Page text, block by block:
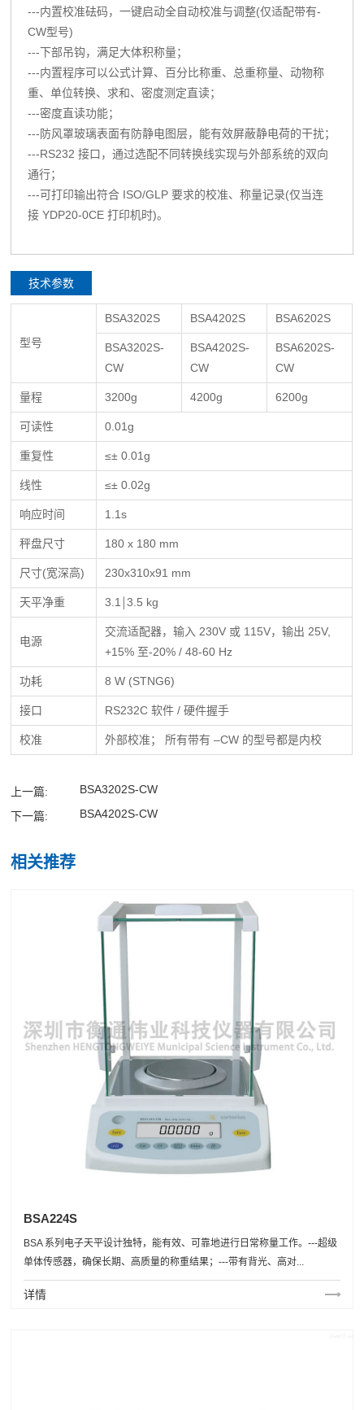
---内置校准砝码，一键启动全自动校准与调整(仅适配带有-
CW型号)
---下部吊钩，满足大体积称量；
---内置程序可以公式计算、百分比称重、总重称量、动物称
重、单位转换、求和、密度测定直读；
---密度直读功能；
---防风罩玻璃表面有防静电图层，能有效屏蔽静电荷的干扰；
---RS232 接口，通过选配不同转换线实现与外部系统的双向
通行；
---可打印输出符合 ISO/GLP 要求的校准、称量记录(仅当连
接 YDP20-0CE 打印机时)。
技术参数
型号
BSA3202S BSA4202S BSA6202S
BSA3202S-
CW
BSA4202S-
CW
BSA6202S-
CW
量程 3200g 4200g 6200g
可读性 0.01g
重复性 ≤± 0.01g
线性 ≤± 0.02g
响应时间 1.1s
秤盘尺寸 180 x 180 mm
尺寸(宽深高) 230x310x91 mm
天平净重 3.1￨3.5 kg
电源
交流适配器，输入 230V 或 115V，输出 25V,
+15% 至-20% / 48-60 Hz
功耗 8 W (STNG6)
接口 RS232C 软件 / 硬件握手
校准 外部校准； 所有带有 –CW 的型号都是内校
上一篇: BSA3202S-CW
下一篇: BSA4202S-CW
相关推荐
BSA224S
BSA 系列电子天平设计独特，能有效、可靠地进行日常称量工作。---超级
单体传感器，确保长期、高质量的称重结果；---带有背光、高对...
详情